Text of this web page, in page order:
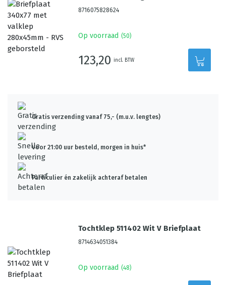
8716075828624
Op voorraad (50)
123,20 incl. BTW
Gratis verzending vanaf 75,- (m.u.v. lengtes)
Voor 21:00 uur besteld, morgen in huis*
Particulier én zakelijk achteraf betalen
Tochtklep 511402 Wit V Briefplaat
8714634051384
Op voorraad (48)